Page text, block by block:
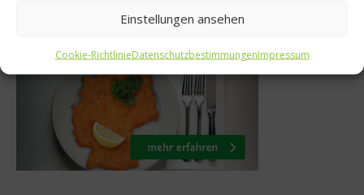
Einstellungen ansehen
Cookie-RichtlinieDatenschutzbestimmungenImpressum
Was isst Deutschland